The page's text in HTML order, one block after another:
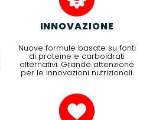
INNOVAZIONE
Nuove formule basate su fonti
di proteine e carboidrati
alternativi. Grande attenzione
per le innovazioni nutrizionali.